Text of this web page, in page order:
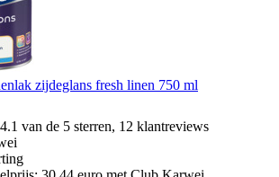
zijdeglans fresh linen 750 ml
van de 5 sterren, 12 klantreviews